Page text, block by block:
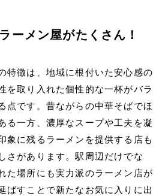
ーメン屋がたくさん！
特徴は、地域に根付いた安心感の
を取り入れた個性的な一杯がバラ
点です。昔ながらの中華そばでほ
る一方、濃厚なスープや工夫を凝
象に残るラーメンを提供する店も
さがあります。駅周辺だけでな
た場所にも実力派のラーメン店が
ばすことで新たなお気に入りに出